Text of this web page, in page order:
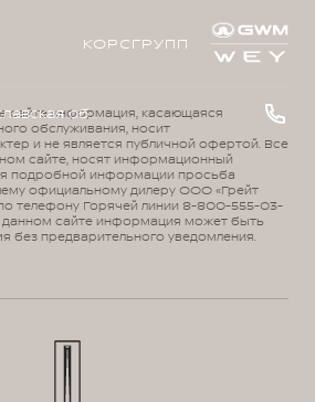
КОРСГРУПП
Ярославль, Ярославская обл., пос. Нагорный, ул. Дорожная, д. 8
сайте информация, касающаяся
обслуживания, носит
и не является публичной офертой. Все
сайте, носят информационный
подробной информации просьба
официальному дилеру ООО «Грейт
телефону Горячей линии 8-800-555-03-
данном сайте информация может быть
без предварительного уведомления.